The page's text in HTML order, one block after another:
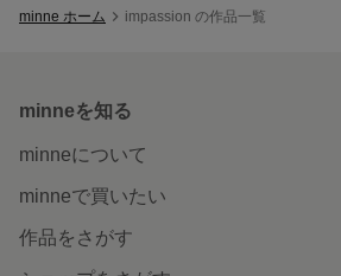
minne ホーム impassion の作品一覧
minneを知る
minneについて
minneで買いたい
作品をさがす